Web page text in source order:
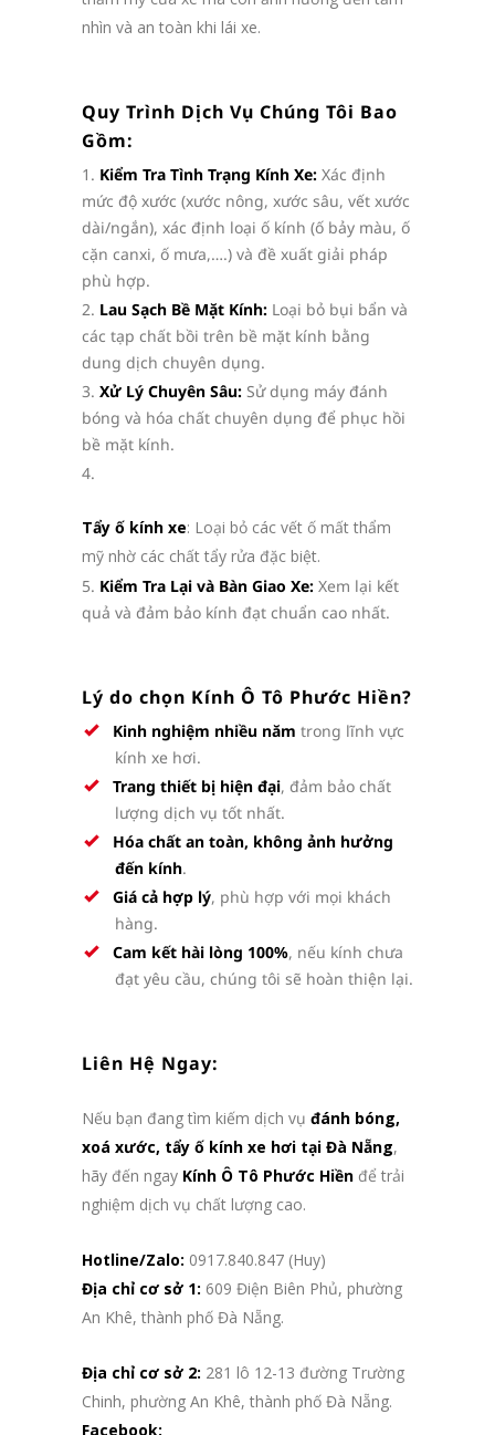
nhìn và an toàn khi lái xe.
Quy Trình Dịch Vụ Chúng Tôi Bao
Gồm:
Kiểm Tra Tình Trạng Kính Xe: Xác định
mức độ xước (xước nông, xước sâu, vết xước
dài/ngắn), xác định loại ố kính (ố bảy màu, ố
cặn canxi, ố mưa,….) và đề xuất giải pháp
phù hợp.
Lau Sạch Bề Mặt Kính: Loại bỏ bụi bẩn và
các tạp chất bồi trên bề mặt kính bằng
dung dịch chuyên dụng.
Xử Lý Chuyên Sâu: Sử dụng máy đánh
bóng và hóa chất chuyên dụng để phục hồi
bề mặt kính.
Tẩy ố kính xe: Loại bỏ các vết ố mất thẩm
mỹ nhờ các chất tẩy rửa đặc biệt.
Kiểm Tra Lại và Bàn Giao Xe: Xem lại kết
quả và đảm bảo kính đạt chuẩn cao nhất.
Lý do chọn Kính Ô Tô Phước Hiền?
Kinh nghiệm nhiều năm trong lĩnh vực
kính xe hơi.
Trang thiết bị hiện đại, đảm bảo chất
lượng dịch vụ tốt nhất.
Hóa chất an toàn, không ảnh hưởng
đến kính.
Giá cả hợp lý, phù hợp với mọi khách
hàng.
Cam kết hài lòng 100%, nếu kính chưa
đạt yêu cầu, chúng tôi sẽ hoàn thiện lại.
Liên Hệ Ngay:
Nếu bạn đang tìm kiếm dịch vụ đánh bóng,
xoá xước, tẩy ố kính xe hơi tại Đà Nẵng,
hãy đến ngay Kính Ô Tô Phước Hiền để trải
nghiệm dịch vụ chất lượng cao.
Hotline/Zalo: 0917.840.847 (Huy)
Địa chỉ cơ sở 1: 609 Điện Biên Phủ, phường
An Khê, thành phố Đà Nẵng.
Địa chỉ cơ sở 2: 281 lô 12-13 đường Trường
Chinh, phường An Khê, thành phố Đà Nẵng.
Facebook: